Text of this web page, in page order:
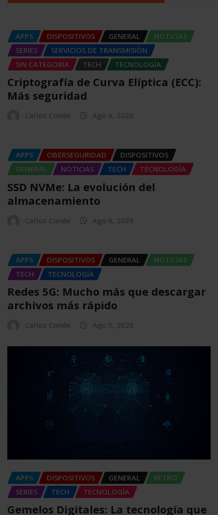
APPS DISPOSITIVOS GENERAL
NOTICIAS
SERIES
SERVICIOS DE TRANSMISIÓN
SIN CATEGORÍA
TECH TECNOLOGÍA
Criptografía de Curva Elíptica (ECC):
Más seguridad
Carlos Conde Ago 6, 2026
APPS CIBERSEGURIDAD
DISPOSITIVOS
GENERAL
NOTICIAS TECH TECNOLOGÍA
SSD NVMe: La evolución del
almacenamiento
Carlos Conde Ago 6, 2026
APPS DISPOSITIVOS GENERAL
NOTICIAS
TECH
TECNOLOGÍA
Redes 5G: Mucho más que descargar
archivos más rápido
Carlos Conde Ago 5, 2026
APPS DISPOSITIVOS GENERAL
RETRO
SERIES
TECH TECNOLOGÍA
Gemelos Digitales: La tecnología que